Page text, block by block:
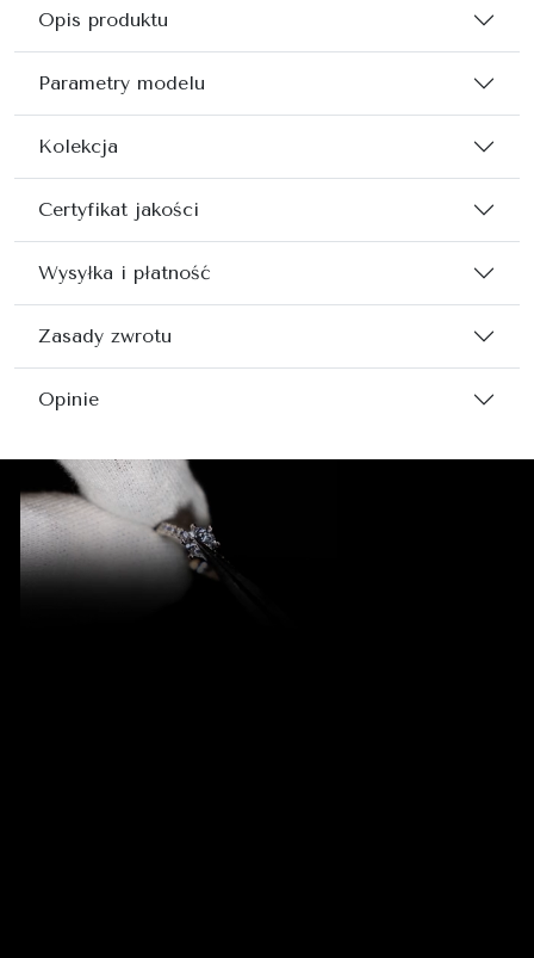
Opis produktu
Parametry modelu
Kolekcja
Certyfikat jakości
Wysyłka i płatność
Zasady zwrotu
Opinie